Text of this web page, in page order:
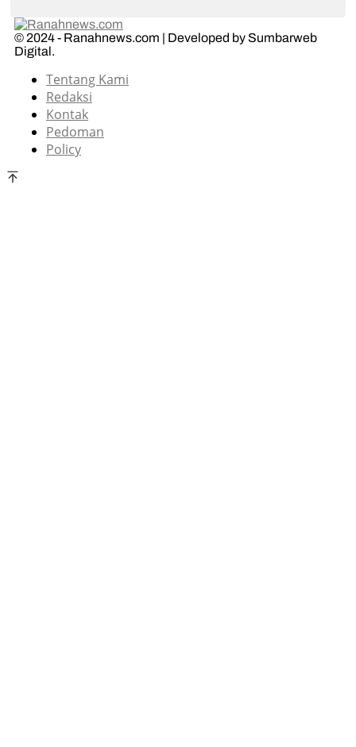
© 2024 - Ranahnews.com | Developed by Sumbarweb
Digital.
Tentang Kami
Redaksi
Kontak
Pedoman
Policy